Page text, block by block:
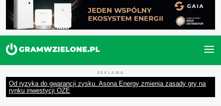
REKLAMA
Od ryzyka do gwarancji zysku. Asona Energy zmienia zasady gry na
rynku inwestycji OZE